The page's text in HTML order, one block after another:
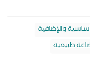
والإضافية
طبيعية